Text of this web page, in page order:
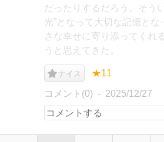
だったりするだろう。そう
光”となって大切な記憶と
さな幸せに寄り添ってくれ
うと思えてきた。
ナイス ★11
コメント(0) 2025/12/27